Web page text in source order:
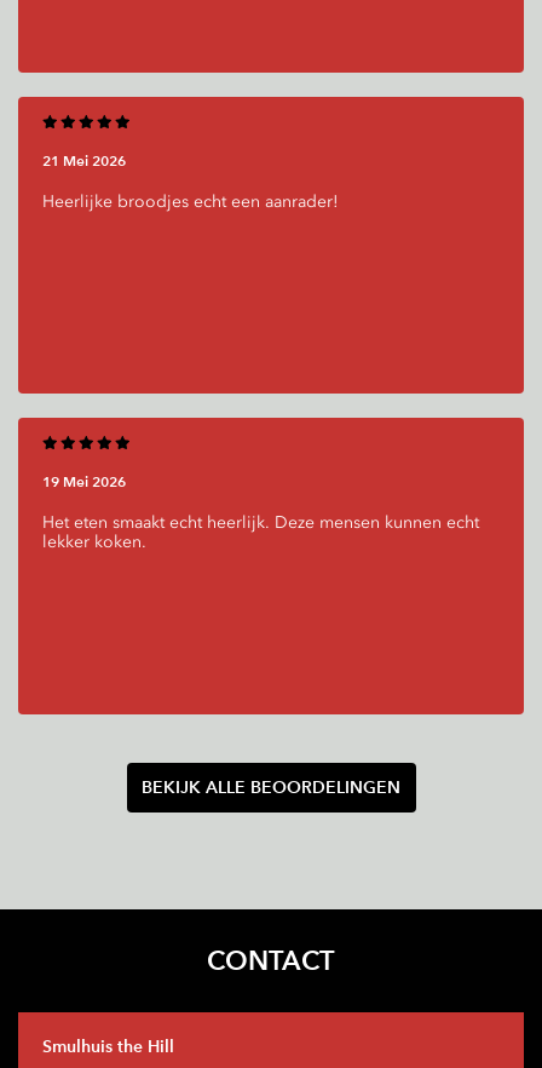
21 Mei 2026
Heerlijke broodjes echt een aanrader!
19 Mei 2026
Het eten smaakt echt heerlijk. Deze mensen kunnen echt
lekker koken.
BEKIJK ALLE BEOORDELINGEN
CONTACT
Smulhuis the Hill